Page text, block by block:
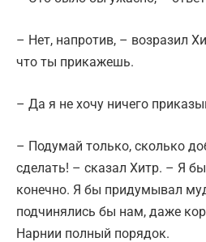
– Нет, напротив, – возразил
что ты прикажешь.
– Да я не хочу ничего
– Подумай только, сколько
сделать! – сказал Хитр. – Я бы
конечно. Я бы придумывал
подчинялись бы нам, даже
Нарнии полный порядок.